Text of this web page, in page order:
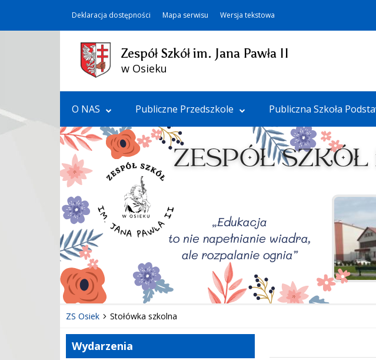
Deklaracja dostępności Mapa serwisu Wersja tekstowa
Zespół Szkół im. Jana Pawła II
w Osieku
O NAS Publiczne Przedszkole Publiczna Szkoła
ZS Osiek Stołówka szkolna
Wydarzenia